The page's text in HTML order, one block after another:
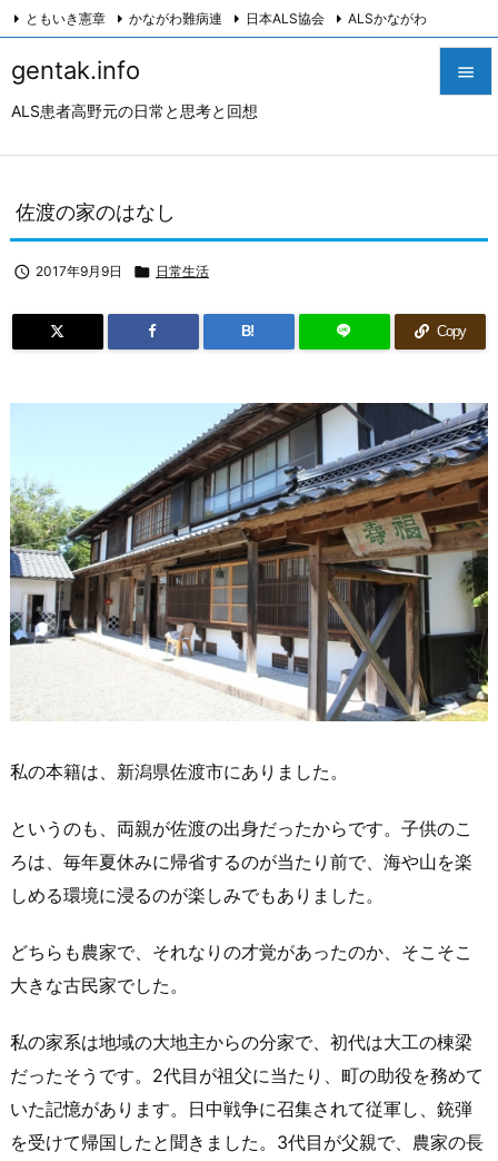
gentak.info
ALS患者高野元の日常と思考と回想


次へ

ともいき憲章 かながわ難病連 日本ALS協会 ALSかながわ
佐渡の家のはなし
 2017年9月9日  日常生活
B! Copy
私の本籍は、新潟県佐渡市にありました。
というのも、両親が佐渡の出身だったからです。子供のこ
ろは、毎年夏休みに帰省するのが当たり前で、海や山を楽
しめる環境に浸るのが楽しみでもありました。
どちらも農家で、それなりの才覚があったのか、そこそこ
大きな古民家でした。
私の家系は地域の大地主からの分家で、初代は大工の棟梁
だったそうです。2代目が祖父に当たり、町の助役を務めて
いた記憶があります。日中戦争に召集されて従軍し、銃弾
を受けて帰国したと聞きました。3代目が父親で、農家の長